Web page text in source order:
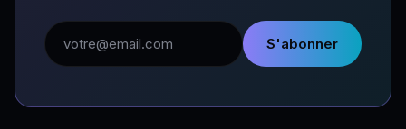
Adresse email
S'abonner